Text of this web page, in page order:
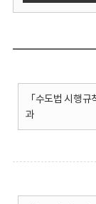
「수도법 시행
과